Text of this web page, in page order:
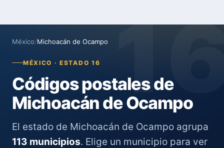
México/Michoacán de Ocampo
MÉXICO · ESTADO 16
Códigos postales de
Michoacán de Ocampo
El estado de Michoacán de Ocampo agrupa
113 municipios. Elige un municipio para ver